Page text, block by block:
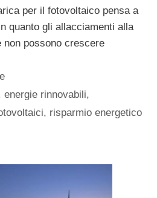
per il fotovoltaico pensa a
quanto gli allacciamenti alla
non possono crescere
energie rinnovabili,
, risparmio energetico